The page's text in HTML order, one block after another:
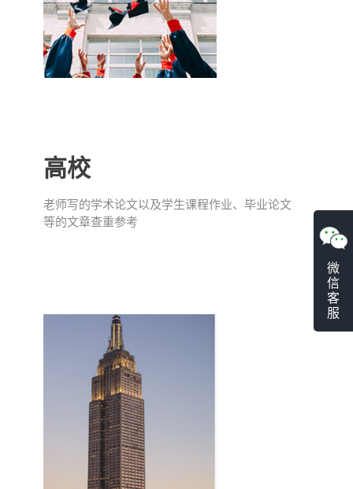
高校
老师写的学术论文以及学生课程作业、毕业论文
等的文章查重参考
微
信
客
服